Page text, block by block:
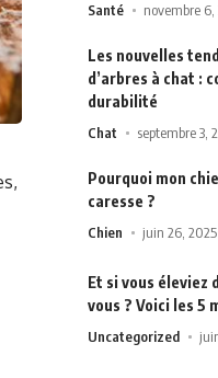
Santé novembre
Les nouvelles
d’arbres à chat :
durabilité
Chat septembre 3,
Pourquoi mon
caresse ?
Chien juin 26, 2025
Et si vous éleviez
vous ? Voici les 5
Uncategorized